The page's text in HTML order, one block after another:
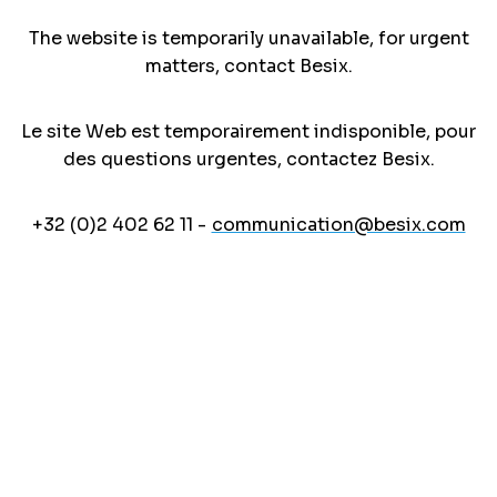
The website is temporarily unavailable, for urgent
matters, contact Besix.
Le site Web est temporairement indisponible, pour
des questions urgentes, contactez Besix.
+32 (0)2 402 62 11 - communication@besix.com